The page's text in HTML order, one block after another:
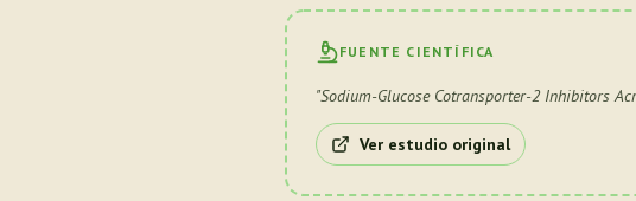
FUENTE CIENTÍFICA
"Sodium-Glucose Cotransporter-2 Inhibitors
Ver estudio original